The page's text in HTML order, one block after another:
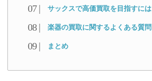
サックスで高価買取を目指すには
楽器の買取に関するよくある質問
まとめ